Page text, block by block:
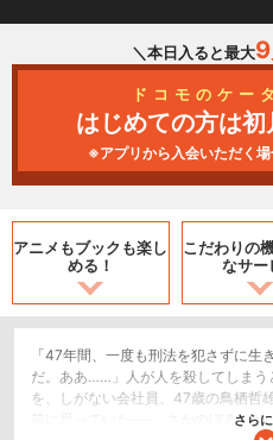
＼本日入ると最大9
ドコモのケー
はじめての方は
※アプリから入会いただく
アニメもブックも楽し
める！
こだわりの
なサー
「47年間、一度も刑法を犯さずに
だ。ああ……」人が人を殺してしま
を、しがない会社員、47歳の鳥栖哲
前に思っていた──。さかのぼること
さら